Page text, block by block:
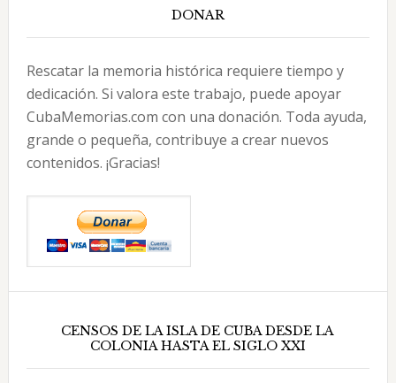
DONAR
Rescatar la memoria histórica requiere tiempo y
dedicación. Si valora este trabajo, puede apoyar
CubaMemorias.com con una donación. Toda ayuda,
grande o pequeña, contribuye a crear nuevos
contenidos. ¡Gracias!
CENSOS DE LA ISLA DE CUBA DESDE LA
COLONIA HASTA EL SIGLO XXI